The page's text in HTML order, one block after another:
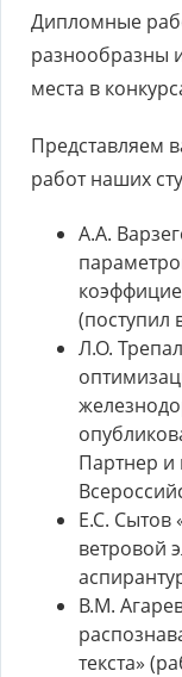
Дипломные
разнообразны
места в
Представляем
работ наших
А.А.
(поступил
Л.О.
Партнер
Е.С. Сытов
ветровой
В.М.
текста»